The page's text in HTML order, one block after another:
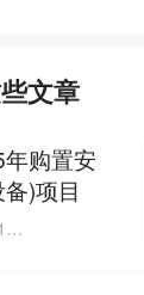
文章
购置安
)项目